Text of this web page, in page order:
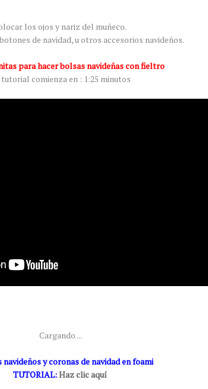
los ojos y nariz del muñeco.
de navidad, u otros accesorios navideños.
para hacer bolsas navideñas con fieltro
comienza en : 1:25 minutos
Cargando ...
navideños y coronas de navidad en foami
TUTORIAL:Haz clic aquí